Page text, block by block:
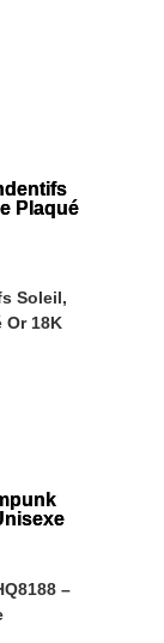
Soleil,
Or 18K
–